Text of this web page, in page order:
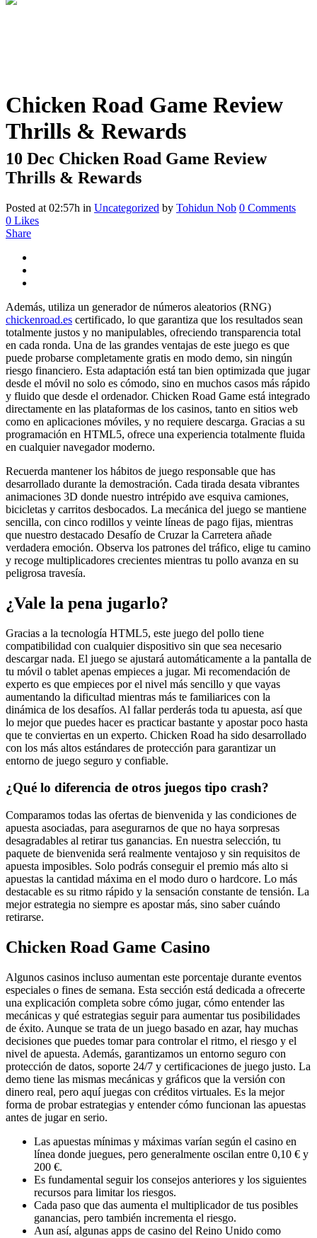
Chicken Road Game Review
Thrills & Rewards
10 Dec Chicken Road Game Review
Thrills & Rewards
Posted at 02:57h in Uncategorized by Tohidun Nob 0 Comments
0 Likes
Share
Además, utiliza un generador de números aleatorios (RNG)
chickenroad.es certificado, lo que garantiza que los resultados sean
totalmente justos y no manipulables, ofreciendo transparencia total
en cada ronda. Una de las grandes ventajas de este juego es que
puede probarse completamente gratis en modo demo, sin ningún
riesgo financiero. Esta adaptación está tan bien optimizada que jugar
desde el móvil no solo es cómodo, sino en muchos casos más rápido
y fluido que desde el ordenador. Chicken Road Game está integrado
directamente en las plataformas de los casinos, tanto en sitios web
como en aplicaciones móviles, y no requiere descarga. Gracias a su
programación en HTML5, ofrece una experiencia totalmente fluida
en cualquier navegador moderno.
Recuerda mantener los hábitos de juego responsable que has
desarrollado durante la demostración. Cada tirada desata vibrantes
animaciones 3D donde nuestro intrépido ave esquiva camiones,
bicicletas y carritos desbocados. La mecánica del juego se mantiene
sencilla, con cinco rodillos y veinte líneas de pago fijas, mientras
que nuestro destacado Desafío de Cruzar la Carretera añade
verdadera emoción. Observa los patrones del tráfico, elige tu camino
y recoge multiplicadores crecientes mientras tu pollo avanza en su
peligrosa travesía.
¿Vale la pena jugarlo?
Gracias a la tecnología HTML5, este juego del pollo tiene
compatibilidad con cualquier dispositivo sin que sea necesario
descargar nada. El juego se ajustará automáticamente a la pantalla de
tu móvil o tablet apenas empieces a jugar. Mi recomendación de
experto es que empieces por el nivel más sencillo y que vayas
aumentando la dificultad mientras más te familiarices con la
dinámica de los desafíos. Al fallar perderás toda tu apuesta, así que
lo mejor que puedes hacer es practicar bastante y apostar poco hasta
que te conviertas en un experto. Chicken Road ha sido desarrollado
con los más altos estándares de protección para garantizar un
entorno de juego seguro y confiable.
¿Qué lo diferencia de otros juegos tipo crash?
Comparamos todas las ofertas de bienvenida y las condiciones de
apuesta asociadas, para asegurarnos de que no haya sorpresas
desagradables al retirar tus ganancias. En nuestra selección, tu
paquete de bienvenida será realmente ventajoso y sin requisitos de
apuesta imposibles. Solo podrás conseguir el premio más alto si
apuestas la cantidad máxima en el modo duro o hardcore. Lo más
destacable es su ritmo rápido y la sensación constante de tensión. La
mejor estrategia no siempre es apostar más, sino saber cuándo
retirarse.
Chicken Road Game Casino
Algunos casinos incluso aumentan este porcentaje durante eventos
especiales o fines de semana. Esta sección está dedicada a ofrecerte
una explicación completa sobre cómo jugar, cómo entender las
mecánicas y qué estrategias seguir para aumentar tus posibilidades
de éxito. Aunque se trata de un juego basado en azar, hay muchas
decisiones que puedes tomar para controlar el ritmo, el riesgo y el
nivel de apuesta. Además, garantizamos un entorno seguro con
protección de datos, soporte 24/7 y certificaciones de juego justo. La
demo tiene las mismas mecánicas y gráficos que la versión con
dinero real, pero aquí juegas con créditos virtuales. Es la mejor
forma de probar estrategias y entender cómo funcionan las apuestas
antes de jugar en serio.
Las apuestas mínimas y máximas varían según el casino en
línea donde juegues, pero generalmente oscilan entre 0,10 € y
200 €.
Es fundamental seguir los consejos anteriores y los siguientes
recursos para limitar los riesgos.
Cada paso que das aumenta el multiplicador de tus posibles
ganancias, pero también incrementa el riesgo.
Aun así, algunas apps de casino del Reino Unido como